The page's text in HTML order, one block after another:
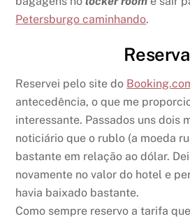
Petersburgo caminhando.
Reserva
Reservei pelo site do
antecedência, o que me
interessante. Passados uns dois
noticiário que o rublo (a moeda
bastante em relação ao dólar.
novamente no valor do hotel e
havia baixado bastante.
Como sempre reservo a tarifa